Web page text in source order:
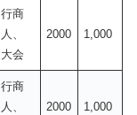
行商
人、
大会
2000 1,000
行商
人、
2000 1,000